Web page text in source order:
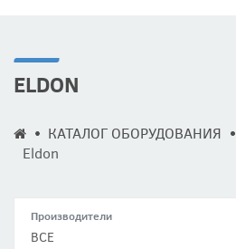
ELDON
КАТАЛОГ ОБОРУДОВАНИЯ
Eldon
Производители
ВСЕ